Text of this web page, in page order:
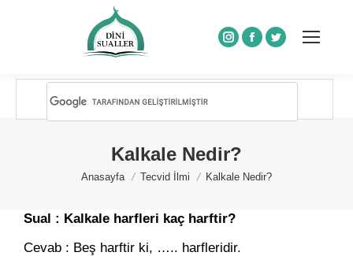
Instagram
Facebook
Twitter
Kalkale Nedir?
You are here:
Anasayfa Tecvid İlmi Kalkale Nedir?
Sual : Kalkale harfleri kaç harftir?
Cevab : Beş harftir ki, ….. harfleridir.